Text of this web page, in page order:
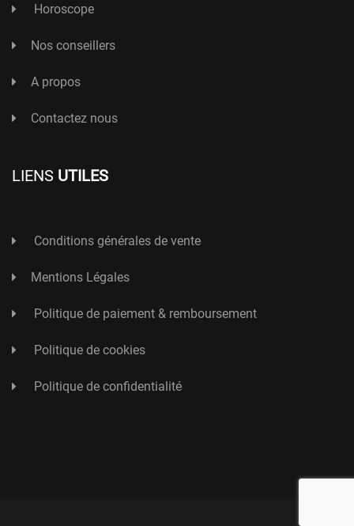
Horoscope
Nos conseillers
A propos
Contactez nous
LIENS UTILES
Conditions générales de vente
Mentions Légales
Politique de paiement & remboursement
Politique de cookies
Politique de confidentialité